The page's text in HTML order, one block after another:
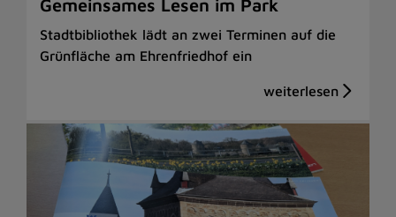
Gemeinsames Lesen im Park
Stadtbibliothek lädt an zwei Terminen auf die
Grünfläche am Ehrenfriedhof ein